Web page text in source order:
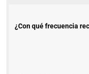
¿Con qué frecuencia